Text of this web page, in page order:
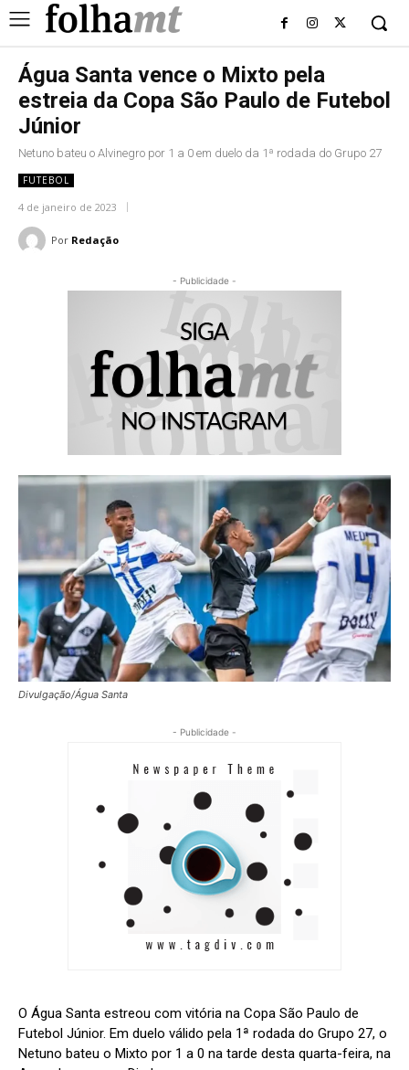
Água Santa vence o Mixto pela
estreia da Copa São Paulo de Futebol
Júnior
Netuno bateu o Alvinegro por 1 a 0 em duelo da 1ª rodada do Grupo 27
FUTEBOL
4 de janeiro de 2023
Por Redação
- Publicidade -
Divulgação/Água Santa
- Publicidade -
O Água Santa estreou com vitória na Copa São Paulo de
Futebol Júnior. Em duelo válido pela 1ª rodada do Grupo 27, o
Netuno bateu o Mixto por 1 a 0 na tarde desta quarta-feira, na